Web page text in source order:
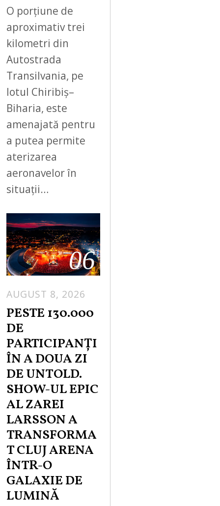
O porțiune de
aproximativ trei
kilometri din
Autostrada
Transilvania, pe
lotul Chiribiș–
Biharia, este
amenajată pentru
a putea permite
aterizarea
aeronavelor în
situații…
06
AUGUST 8, 2026
PESTE 130.000
DE
PARTICIPANȚI
ÎN A DOUA ZI
DE UNTOLD.
SHOW-UL EPIC
AL ZAREI
LARSSON A
TRANSFORMA
T CLUJ ARENA
ÎNTR-O
GALAXIE DE
LUMINĂ